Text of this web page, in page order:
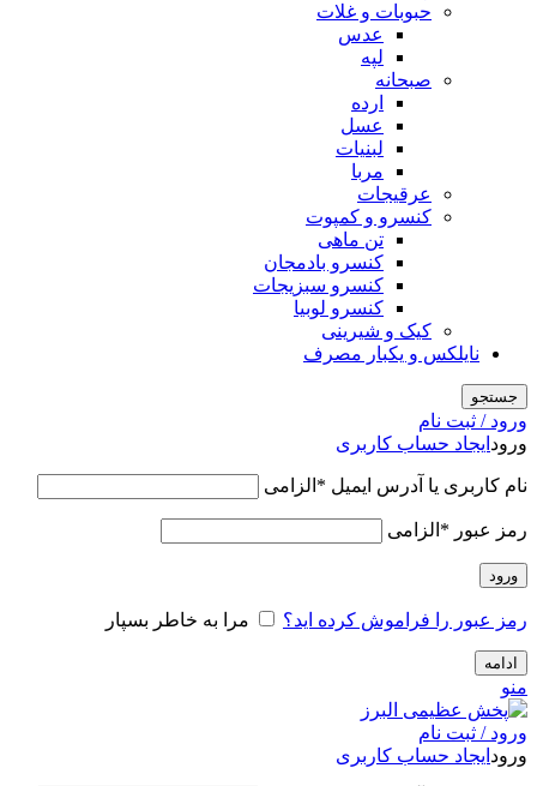
حبوبات و غلات
عدس
لپه
صبحانه
ارده
عسل
لبنیات
مربا
عرقیجات
کنسرو و کمپوت
تن ماهی
کنسرو بادمجان
کنسرو سبزیجات
کنسرو لوبیا
کیک و شیرینی
نایلکس و یکبار مصرف
جستجو
ورود / ثبت نام
ورود ایجاد حساب کاربری
نام کاربری یا آدرس ایمیل * الزامی
رمز عبور * الزامی
ورود
رمز عبور را فراموش کرده اید؟ مرا به خاطر بسپار
ادامه
منو
ورود / ثبت نام
ورود ایجاد حساب کاربری